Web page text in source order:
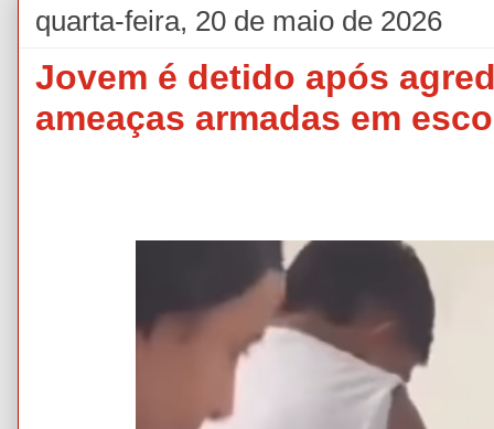
quarta-feira, 20 de maio de 2026
Jovem é detido após
ameaças armadas em